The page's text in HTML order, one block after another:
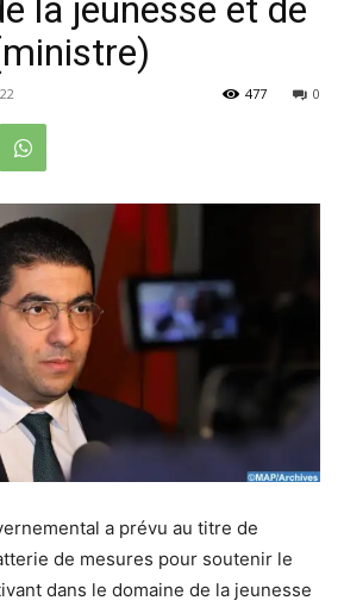
la jeunesse et de
0
477
a prévu au titre de
de mesures pour soutenir le
dans le domaine de la jeunesse